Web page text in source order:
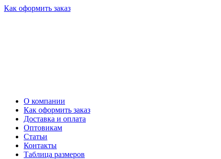
Как оформить заказ
О компании
Как оформить заказ
Доставка и оплата
Оптовикам
Статьи
Контакты
Таблица размеров